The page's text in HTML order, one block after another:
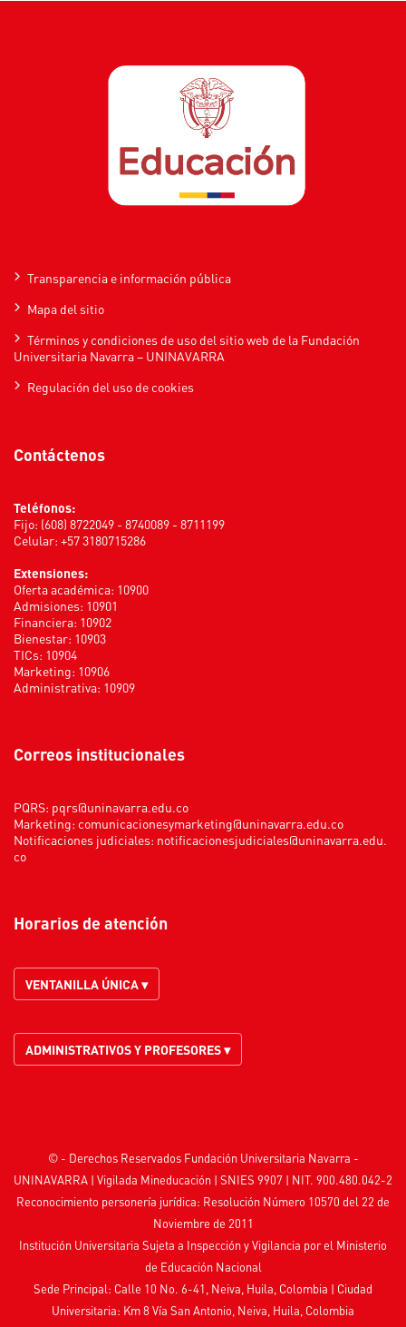
Transparencia e información pública
Mapa del sitio
Términos y condiciones de uso del sitio web de la Fundación
Universitaria Navarra – UNINAVARRA
Regulación del uso de cookies
Contáctenos
Teléfonos:
Fijo: (608) 8722049 - 8740089 - 8711199
Celular: +57 3180715286
Extensiones:
Oferta académica: 10900
Admisiones: 10901
Financiera: 10902
Bienestar: 10903
TICs: 10904
Marketing: 10906
Administrativa: 10909
Correos institucionales
PQRS: pqrs@uninavarra.edu.co
Marketing: comunicacionesymarketing@uninavarra.edu.co
Notificaciones judiciales: notificacionesjudiciales@uninavarra.edu.
co
Horarios de atención
VENTANILLA ÚNICA ▾
ADMINISTRATIVOS Y PROFESORES ▾
© - Derechos Reservados Fundación Universitaria Navarra -
UNINAVARRA | Vigilada Mineducación | SNIES 9907 | NIT. 900.480.042-2
Reconocimiento personería jurídica: Resolución Número 10570 del 22 de
Noviembre de 2011
Institución Universitaria Sujeta a Inspección y Vigilancia por el Ministerio
de Educación Nacional
Sede Principal: Calle 10 No. 6-41, Neiva, Huila, Colombia | Ciudad
Universitaria: Km 8 Vía San Antonio, Neiva, Huila, Colombia